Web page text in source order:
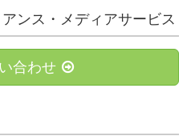
ンス・メディアサービス
合わせ